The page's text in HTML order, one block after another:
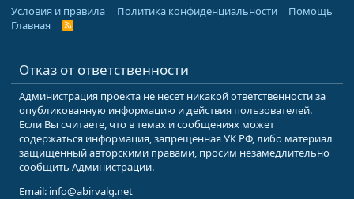
Условия и правила
Политика конфиденциальности
Помощь
Главная
R
Отказ от ответственности
Администрация проекта не несет никакой ответственности за
опубликованную информацию и действия пользователей.
Если Вы считаете, что в темах и сообщениях может
содержаться информация, запрещенная УК РФ, либо материал
защищенный авторскими правами, просим незамедлительно
сообщить Администрации.
Email: info@abirvalg.net